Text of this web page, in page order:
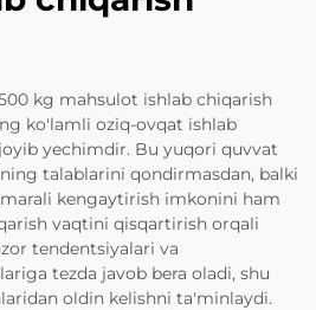
kg mahsulot ishlab chiqarish
ko'lamli oziq-ovqat ishlab
yechimdir. Bu yuqori quvvat
talablarini qondirmasdan, balki
kengaytirish imkonini ham
vaqtini qisqartirish orqali
tendentsiyalari va
tezda javob bera oladi, shu
oldin kelishni ta'minlaydi.